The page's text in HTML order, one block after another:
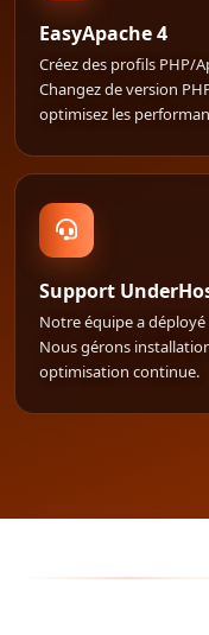
EasyApache 4
Créez des profils PHP/
Changez de version
optimisez les
Support
Notre équipe a déployé
Nous gérons
optimisation continue.